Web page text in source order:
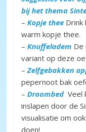
bij het thema
–Kopje thee Drink
warm kopje thee.
–Knuffeladem De
variant op deze
–Zelfgebakken
pepernoot bak
–DroombedVeel
inslapen door de
visualisatie om
doen!